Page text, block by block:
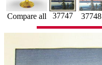
Compare all 37747 37748